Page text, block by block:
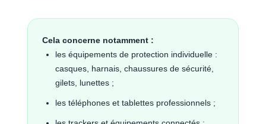
Cela concerne notamment :
les équipements de protection individuelle :
casques, harnais, chaussures de sécurité,
gilets, lunettes ;
les téléphones et tablettes professionnels ;